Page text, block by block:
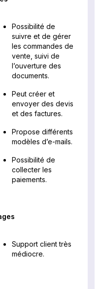
Possibilité de
suivre et de gérer
les commandes de
vente, suivi de
l’ouverture des
documents.
Peut créer et
envoyer des devis
et des factures.
Propose différents
modèles d’e-mails.
Possibilité de
collecter les
paiements.
Support client très
médiocre.